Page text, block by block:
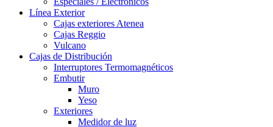
Línea Exterior
Cajas exteriores Atenea
Cajas Reggio
Vulcano
Cajas de Distribución
Interruptores Termomagnéticos
Embutir
Muro
Yeso
Exteriores
Medidor de luz